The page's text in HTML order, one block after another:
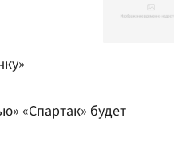
«Спартак» будет